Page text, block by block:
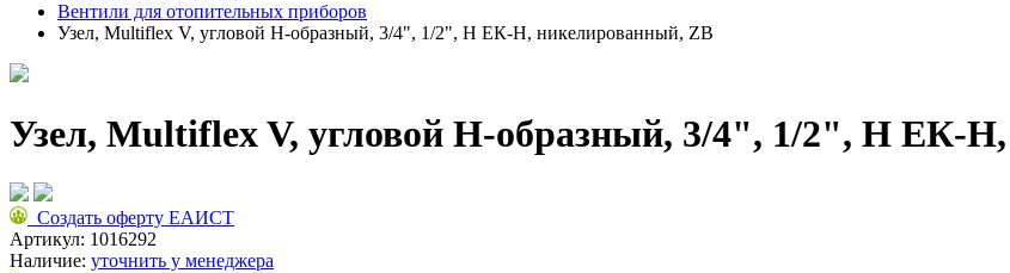
Вентили для отопительных приборов
Узел, Multiflex V, угловой H-образный, 3/4", 1/2", Н ЕК-Н, никелированный, ZB
Узел, Multiflex V, угловой H-образный, 3/4", 1/2", Н ЕК-
Создать оферту ЕАИСТ
Артикул: 1016292
Наличие: уточнить у менеджера